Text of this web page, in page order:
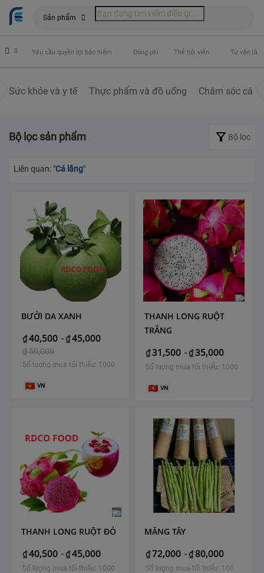
Sản phẩm
Đóng phí Thẻ hội viên Tư vấn tài chính Bách hoá siêu xanh
Sức khỏe và y tế Thực phẩm và đồ uống Chăm sóc cá
Bộ lọc sản phẩm Bộ lọc
Liên quan: "Cá lăng"
BƯỞI DA XANH
₫40,500 -₫45,000
₫50,000
Số lượng mua tối thiểu: 1000
VN
THANH LONG RUỘT
TRẮNG
₫31,500 -₫35,000
Số lượng mua tối thiểu: 1000
VN
THANH LONG RUỘT ĐỎ
₫40,500 -₫45,000
Số lượng mua tối thiểu: 1000
MĂNG TÂY
₫72,000 -₫ 80,000
Số lượng mua tối thiểu: 100